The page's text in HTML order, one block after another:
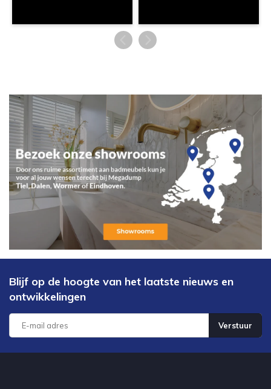
Blijf op de hoogte van het laatste nieuws en
ontwikkelingen
Verstuur